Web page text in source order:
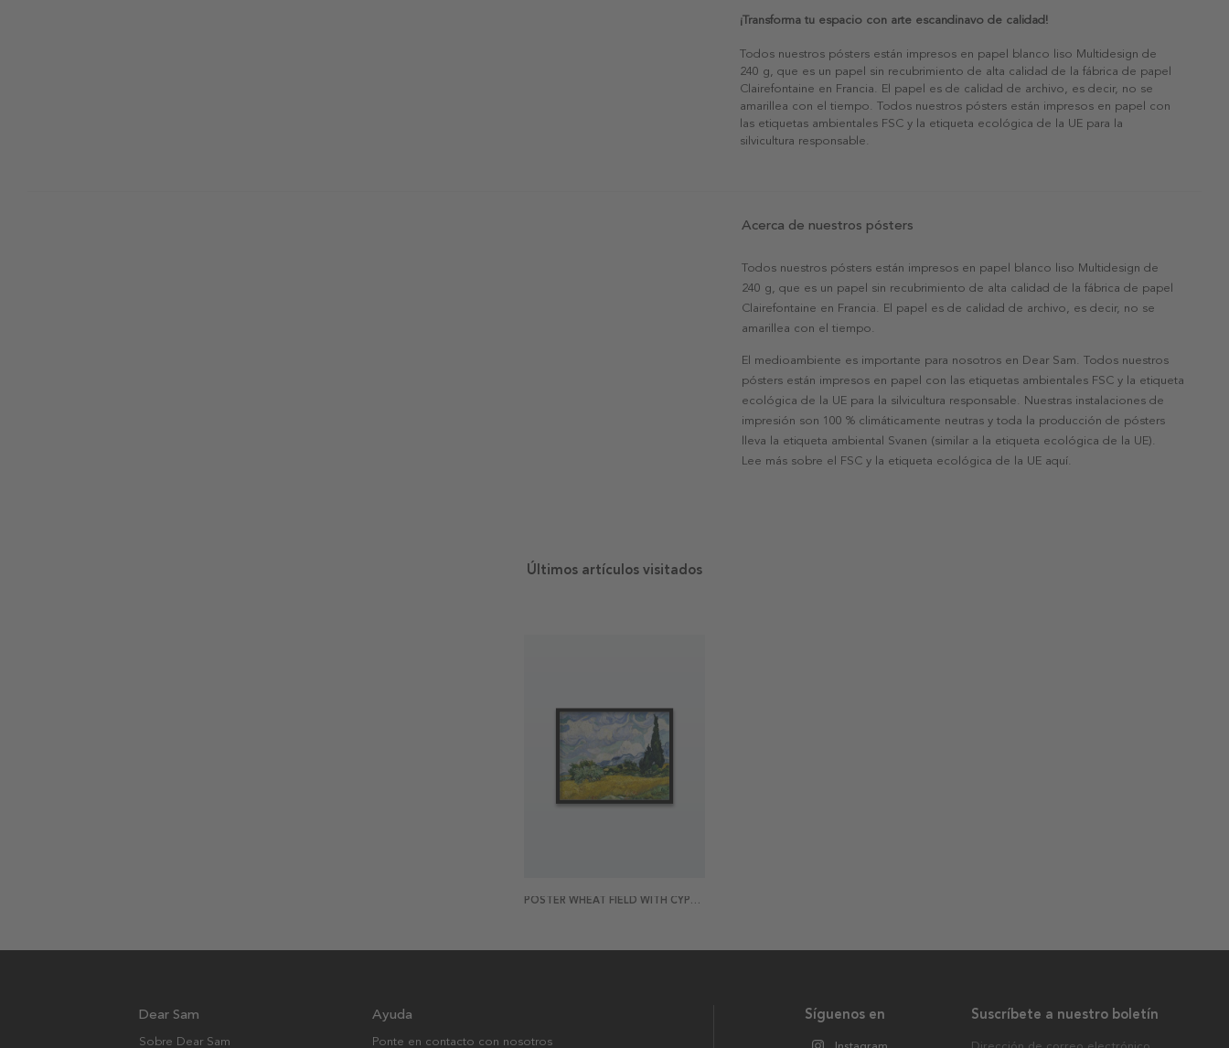
¡Transforma tu espacio con arte escandinavo de calidad!
Todos nuestros pósters están impresos en papel blanco liso Multidesign de
240 g, que es un papel sin recubrimiento de alta calidad de la fábrica de papel
Clairefontaine en Francia. El papel es de calidad de archivo, es decir, no se
amarillea con el tiempo. Todos nuestros pósters están impresos en papel con
las etiquetas ambientales FSC y la etiqueta ecológica de la UE para la
silvicultura responsable.
Acerca de nuestros pósters
Todos nuestros pósters están impresos en papel blanco liso Multidesign de
240 g, que es un papel sin recubrimiento de alta calidad de la fábrica de papel
Clairefontaine en Francia. El papel es de calidad de archivo, es decir, no se
amarillea con el tiempo.
El medioambiente es importante para nosotros en Dear Sam. Todos nuestros
pósters están impresos en papel con las etiquetas ambientales FSC y la etiqueta
ecológica de la UE para la silvicultura responsable. Nuestras instalaciones de
impresión son 100 % climáticamente neutras y toda la producción de pósters
lleva la etiqueta ambiental Svanen (similar a la etiqueta ecológica de la UE).
Lee más sobre el FSC y la etiqueta ecológica de la UE aquí.
Últimos artículos visitados
POSTER WHEAT FIELD WITH CYPRESSES BY VAN GOGH
Suscríbete a nuestro boletín
Síguenos en
Instagram
Dear Sam
Sobre Dear Sam
Ayuda
Ponte en contacto con nosotros